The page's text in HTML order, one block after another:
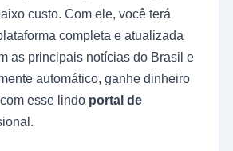
custo. Com ele, você terá
completa e atualizada
as principais notícias do Brasil e
automático, ganhe dinheiro
esse lindo portal de